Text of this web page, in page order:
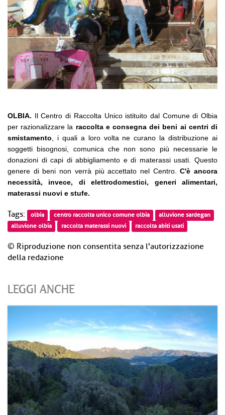
OLBIA. Il Centro di Raccolta Unico istituito dal Comune di Olbia
per razionalizzare la raccolta e consegna dei beni ai centri di
smistamento , i quali a loro volta ne curano la distribuzione ai
soggetti bisognosi, comunica che non sono più necessarie le
donazioni di capi di abbigliamento e di materassi usati. Questo
genere di beni non verrà più accettato nel Centro.C'è ancora
necessità, invece, di elettrodomestici, generi alimentari,
materassi nuovi e stufe.
Tags: olbia centro raccolta unico comune olbia
alluvione sardegan
alluvione olbia
raccolta materassi nuovi raccolta abiti usati
© Riproduzione non consentita senza l'autorizzazione
della redazione
LEGGI ANCHE